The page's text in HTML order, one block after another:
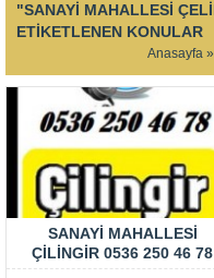
"SANAYI MAHALLESI
ETIKETLENEN KONULAR
Anasayfa »
SANAYI MAHALLESI
ÇILINGIR 0536 250 46 78